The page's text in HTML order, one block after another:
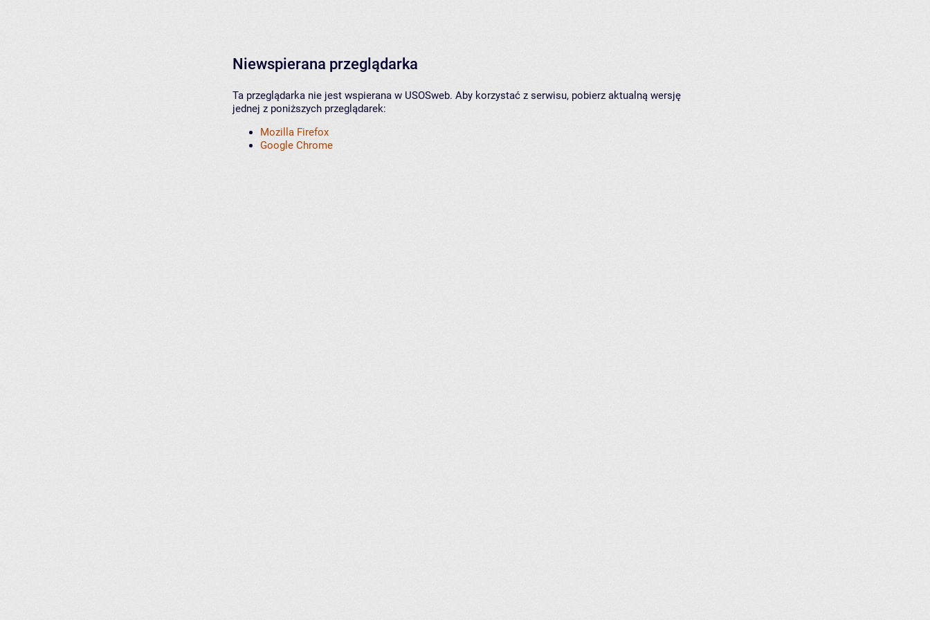
Niewspierana przeglądarka
Ta przeglądarka nie jest wspierana w USOSweb. Aby korzystać z serwisu, pobierz aktualną wersję
jednej z poniższych przeglądarek:
Mozilla Firefox
Google Chrome